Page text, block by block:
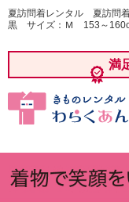
夏訪問着レンタル 夏訪問
黒 サイズ：Ｍ 153～
満